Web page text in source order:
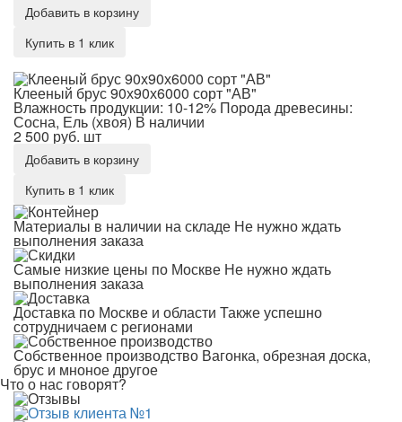
Добавить в корзину
Купить в 1 клик
Клееный брус 90х90х6000 сорт "АВ"
Влажность продукции: 10-12% Порода древесины:
Сосна, Ель (хвоя) В наличии
2 500 руб. шт
Добавить в корзину
Купить в 1 клик
Материалы в наличии на складе Не нужно ждать
выполнения заказа
Самые низкие цены по Москве Не нужно ждать
выполнения заказа
Доставка по Москве и области Также успешно
сотрудничаем с регионами
Собственное производство Вагонка, обрезная доска,
брус и мноное другое
Что о нас говорят?